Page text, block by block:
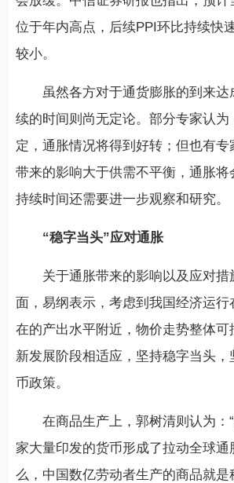
位于年内高点，后续PPI环比持续快
较小。
虽然各方对于通货膨胀的到来
续的时间则尚无定论。部分专家认为
定，通胀情况将得到好转；但也有专
带来的影响大于供需不平衡，通胀将
持续时间还需要进一步观察和研究。
“稳字当头”应对通胀
关于通胀带来的影响以及应对
面，易纲表示，考虑到我国经济运
在的产出水平附近，物价走势整体
新发展阶段相适应，坚持稳字当头
币政策。
在商品生产上，郭树清则认为：
家大量印发的货币形成了拉动全球通
么，中国数亿劳动者生产的商品就